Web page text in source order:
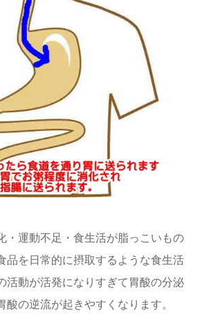
・運動不足・食生活が脂っこいもの
品を日常的に摂取するような食生活
活動が活発になりすぎて胃酸の分泌
酸の逆流が起きやすくなります。